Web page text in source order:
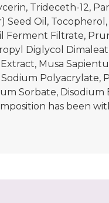
Trideceth-12,
Seed Oil,
Ferment Filtrate,
Diglycol
Musa
Polyacrylate,
Sorbate, Disodium
has been